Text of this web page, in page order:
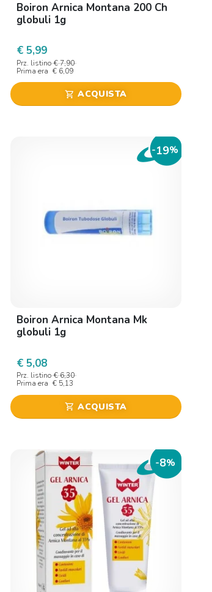
Boiron Arnica Montana 200 Ch
globuli 1g
€ 5,99
Prz. listino € 7,90
Prima era € 6,09
shopping_cart ACQUISTA
-19%
Boiron Arnica Montana Mk
globuli 1g
€ 5,08
Prz. listino € 6,30
Prima era € 5,13
shopping_cart ACQUISTA
-8%